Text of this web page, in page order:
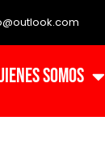
Somos